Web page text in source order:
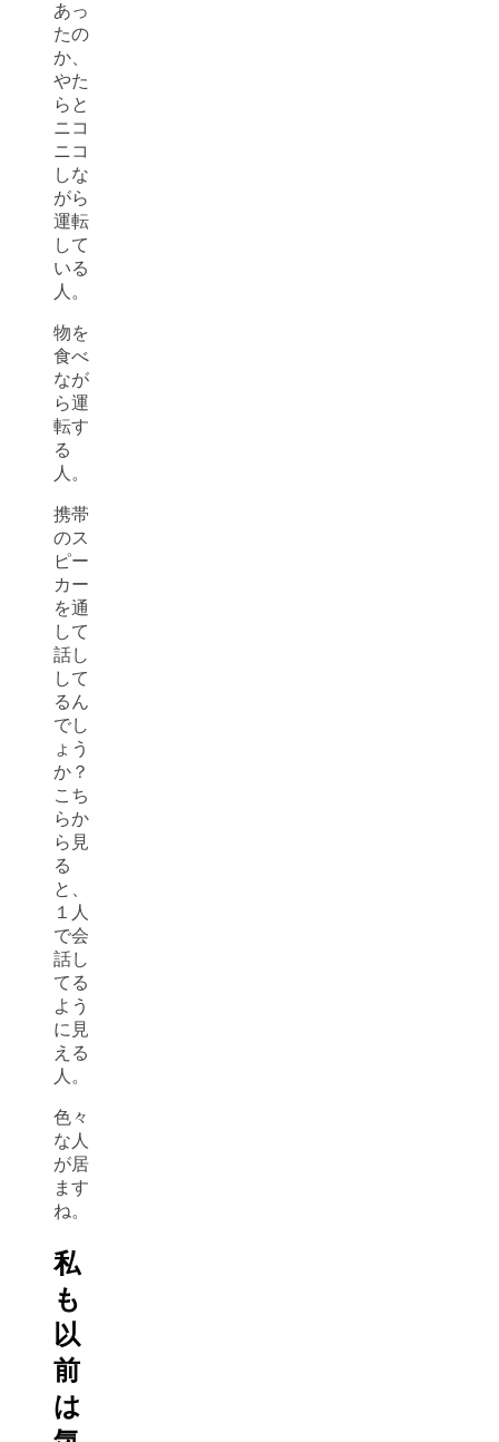
あっ
たの
か、
やた
らと
ニコ
ニコ
しな
がら
運転
して
いる
人。
物を
食べ
なが
ら運
転す
る
人。
携帯
のス
ピー
カー
を通
して
話し
して
るん
でし
ょう
か？
こち
らか
ら見
る
と、
１人
で会
話し
てる
よう
に見
える
人。
色々
な人
が居
ます
ね。
私
も
以
前
は